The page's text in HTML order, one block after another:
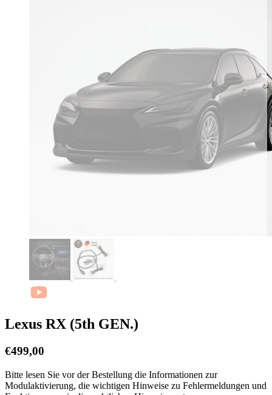
Lexus RX (5th GEN.)
€499,00
Bitte lesen Sie vor der Bestellung die Informationen zur
Modulaktivierung, die wichtigen Hinweise zu Fehlermeldungen und